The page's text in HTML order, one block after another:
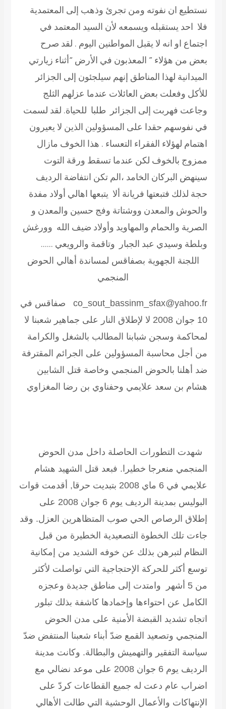
نستطيع ان نفوته ومن تجرئ وذهب إلى المعتمدية
فلا احد يستقبله ويسمعه لأن السيد المعتمد في
اجتماع او انه لا يقبل المواطنين اليوم . لقد صرح
بعض من هؤلاء ” المعذبون في الأرض “أثناء زيارتي
الميدانية لهذا المناطق إنهم سيلجئون إلى الجزائر
للأكل وفعلت بعض العائلات عندما عزلهم الثلج
وجاعت فهربت إلى الجزائر طلبا للحياة. لقد لسمت
في نفوسهم حقدا على المسؤولين الذين لا يعيرون
اهتمام لهؤلاء الفقراء التعساء . هذا الخوف مازال
ممزوج بالخوف لكن عندما تسقط ورقة التوت
سينهض البركان الخامد ،الم تكن انتفاضة الرديف
حجة لذلك فتبعتها فريانة ألا يتبعها اهالي أولاد مفدة
والحوش والمعدن ووشتاتة وفج حسين والمعدن و
الصرية والحمام والمهاويد وأولاد ضيف الله وورغش
وبلطة وسيدي عبد الجبار وتاقمة والرويعي ……
اللجنة الجهوية بصفاقس لمساندة أهالي الحوض
المنجمي
co_sout_bassinm_sfax@yahoo.fr صفاقس في
10 جوان 2008 لا لإطلاق النار على جماهير شعبنا لا
لمحاكمة وسجن شبابنا المطالب بالشغل والكرامة
من أجل محاسبة المسؤولين على الجرائم المقترفة
ضد أهلنا بالحوض المنجمي وخاصة قتل الشابين
هشام بن سعد علايمي وحفناوي بن رضا المغزاوي
شهدت التطورات الحاصلة داخل مدن الحوض
المنجمي منعرجا خطيرا. فبعد قتل الشهيد هشام
علايمي في 6 ماي 2008 بتبديت حرقا, أقدمت قوات
البوليس بمدينة الرديف يوم 6 جوان 2008 على
إطلاق الرصاص الحي صوب المتظاهرين العزل. وقد
جاءت تلك الخطوة التصعيدية الخطيرة من قبل
النظام لتبرهن بذلك عن خوفه الشديد من إمكانية
توسع أكثر للحركة الإحتجاجية التي تواصلت لأكثر
من 5 أشهر وامتدت إلى مناطق جديدة وعجزه
الكامل عن احتواءها وإخمادها كاشفة بذلك تبلور
اتجاه تشديد القبضة الأمنية على مدن الحوض
المنجمي وتصعيد القمع ضدّ أبناء شعبنا المنتفض ضدّ
سياسة التفقير والتهميش والبطالة. وكانت مدينة
الرديف يوم 6 جوان 2008 على موعد نضالي مع
اضراب عام دعت له جميع القطاعات كردّ على
الإنتهاكات والأعمال الوحشية التي طالت الأهالي